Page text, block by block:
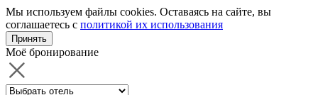
Мы используем файлы cookies. Оставаясь на сайте, вы
соглашаетесь с политикой их использования
Принять
Моё бронирование